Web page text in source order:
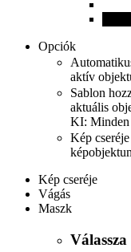
Opciók
aktív
Sablon
aktuális
KI: Minden
Kép cseréje
Kép cseréje
Vágás
Maszk